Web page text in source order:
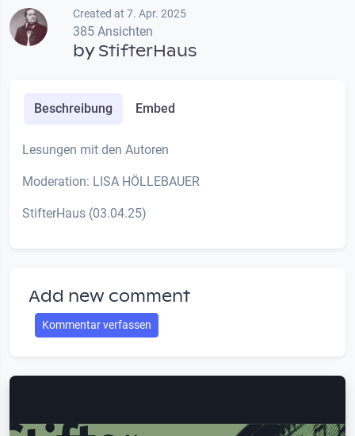
Created at 7. Apr. 2025
385 Ansichten
byStifterHaus
Beschreibung Embed
Lesungen mit den Autoren
Moderation: LISA HÖLLEBAUER
StifterHaus (03.04.25)
Add new comment
Kommentar verfassen